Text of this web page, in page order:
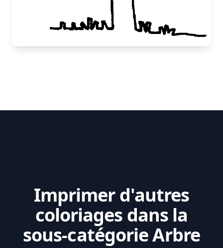
Imprimer d'autres
coloriages dans la
sous-catégorie Arbre